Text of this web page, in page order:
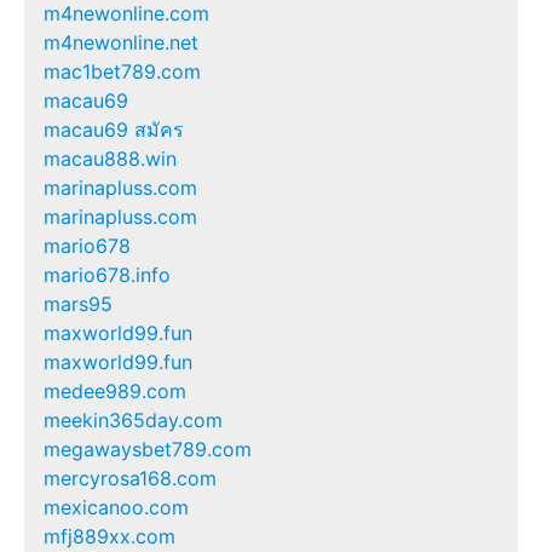
m4newonline.com
m4newonline.net
mac1bet789.com
macau69
macau69 สมัคร
macau888.win
marinapluss.com
marinapluss.com
mario678
mario678.info
mars95
maxworld99.fun
maxworld99.fun
medee989.com
meekin365day.com
megawaysbet789.com
mercyrosa168.com
mexicanoo.com
mfj889xx.com